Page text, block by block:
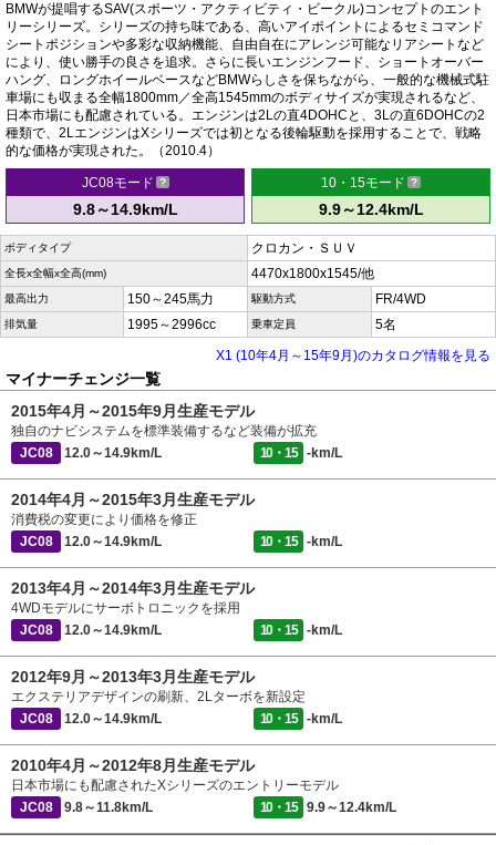
BMWが提唱するSAV(スポーツ・アクティビティ・ビークル)コンセプトのエント
リーシリーズ。シリーズの持ち味である、高いアイポイントによるセミコマンド
シートポジションや多彩な収納機能、自由自在にアレンジ可能なリアシートなど
により、使い勝手の良さを追求。さらに長いエンジンフード、ショートオーバー
ハング、ロングホイールベースなどBMWらしさを保ちながら、一般的な機械式駐
車場にも収まる全幅1800mm／全高1545mmのボディサイズが実現されるなど、
日本市場にも配慮されている。エンジンは2Lの直4DOHCと、3Lの直6DOHCの2
種類で、2LエンジンはXシリーズでは初となる後輪駆動を採用することで、戦略
的な価格が実現された。（2010.4）
JC08モード
9.8～14.9km/L
10・15モード
9.9～12.4km/L
ボディタイプ クロカン・ＳＵＶ
全長x全幅x全高(mm) 4470x1800x1545/他
最高出力 150～245馬力 駆動方式 FR/4WD
排気量 1995～2996cc 乗車定員
5名
X1 (10年4月～15年9月)のカタログ情報を見る
マイナーチェンジ一覧
2015年4月～2015年9月生産モデル
独自のナビシステムを標準装備するなど装備が拡充
JC08
12.0～14.9km/L 10・15 -km/L
2014年4月～2015年3月生産モデル
消費税の変更により価格を修正
JC08
12.0～14.9km/L 10・15 -km/L
2013年4月～2014年3月生産モデル
4WDモデルにサーボトロニックを採用
JC08
12.0～14.9km/L 10・15 -km/L
2012年9月～2013年3月生産モデル
エクステリアデザインの刷新、2Lターボを新設定
JC08
12.0～14.9km/L 10・15 -km/L
2010年4月～2012年8月生産モデル
日本市場にも配慮されたXシリーズのエントリーモデル
JC08
9.8～11.8km/L 10・15 9.9～12.4km/L